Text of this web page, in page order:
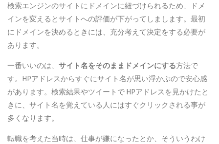
検索エンジンのサイトにドメインに紐づけられるため、ドメ
インを変えるとサイトへの評価が下がってしまします。最初
にドメインを決めるときには、充分考えて決定をする必要が
あります。
一番いいのは、サイト名をそのままドメインにする方法で
す。HPアドレスからすぐにサイト名が思い浮かぶので安心感
があります。検索結果やツイートで HPアドレスを見かけたと
きに、サイト名を覚えている人にはすぐクリックされる事が
多くなります。
転職を考えた当時は、仕事が嫌になったとか、そういうわけ